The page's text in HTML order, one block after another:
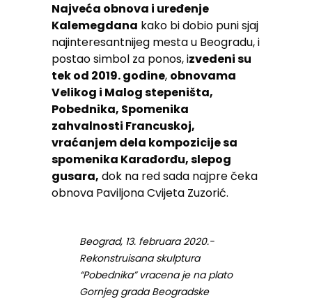
Najveća obnova i uređenje
Kalemegdana kako bi dobio puni sjaj
najinteresantnijeg mesta u Beogradu, i
postao simbol za ponos, izvedeni su
tek od 2019. godine, obnovama
Velikog i Malog stepeništa,
Pobednika, Spomenika
zahvalnosti Francuskoj,
vraćanjem dela kompozicije sa
spomenika Karađorđu, slepog
gusara, dok na red sada najpre čeka
obnova Paviljona Cvijeta Zuzorić.
Beograd, 13. februara 2020.-
Rekonstruisana skulptura
“Pobednika” vracena je na plato
Gornjeg grada Beogradske